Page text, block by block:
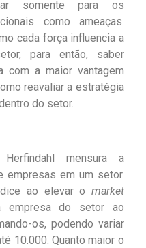
somente para os
como ameaças.
cada força influencia a
para então, saber
com a maior vantagem
reavaliar a estratégia
do setor.
mensura a
empresas em um setor.
ao elevar o market
empresa do setor ao
os, podendo variar
10.000. Quanto maior o